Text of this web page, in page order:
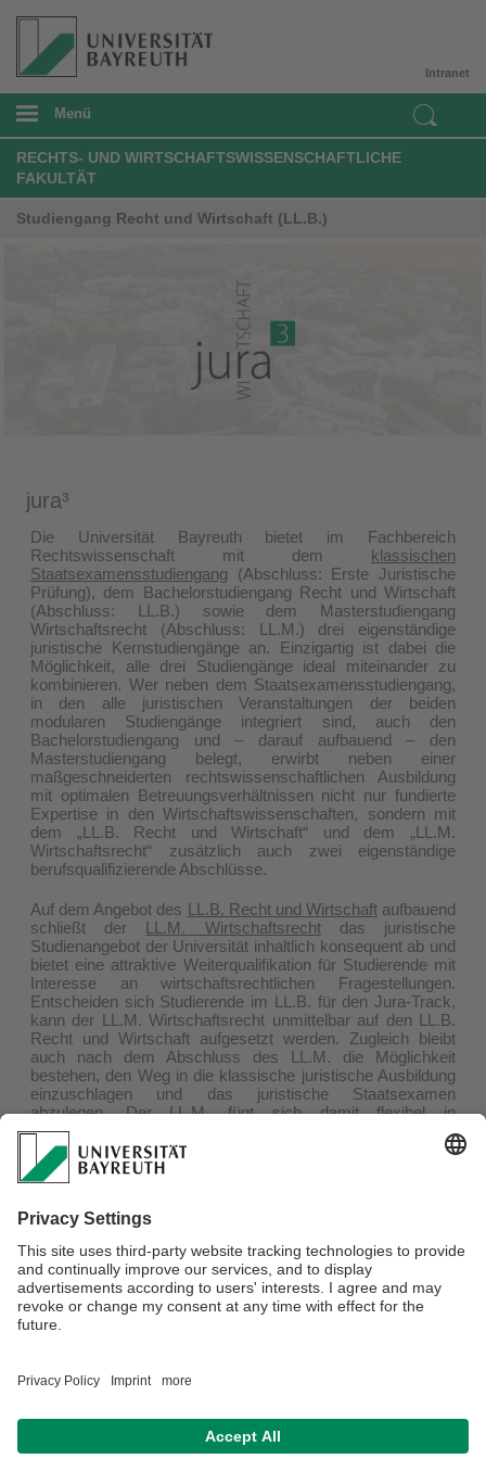
Intranet
Menü
RECHTS- UND WIRTSCHAFTSWISSENSCHAFTLICHE
FAKULTÄT
Studiengang Recht und Wirtschaft (LL.B.)
jura³
Die Universität Bayreuth bietet im Fachbereich
Rechtswissenschaft mit dem klassischen
Staatsexamensstudiengang (Abschluss: Erste Juristische
Prüfung), dem Bachelorstudiengang Recht und Wirtschaft
(Abschluss: LL.B.) sowie dem Masterstudiengang
Wirtschaftsrecht (Abschluss: LL.M.) drei eigenständige
juristische Kernstudiengänge an. Einzigartig ist dabei die
Möglichkeit, alle drei Studiengänge ideal miteinander zu
kombinieren. Wer neben dem Staatsexamensstudiengang,
in den alle juristischen Veranstaltungen der beiden
modularen Studiengänge integriert sind, auch den
Bachelorstudiengang und – darauf aufbauend – den
Masterstudiengang belegt, erwirbt neben einer
maßgeschneiderten rechtswissenschaftlichen Ausbildung
mit optimalen Betreuungsverhältnissen nicht nur fundierte
Expertise in den Wirtschaftswissenschaften, sondern mit
dem „LL.B. Recht und Wirtschaft“ und dem „LL.M.
Wirtschaftsrecht“ zusätzlich auch zwei eigenständige
berufsqualifizierende Abschlüsse.
Auf dem Angebot des LL.B. Recht und Wirtschaftaufbauend
schließt der LL.M. Wirtschaftsrechtdas juristische
Studienangebot der Universität inhaltlich konsequent ab und
bietet eine attraktive Weiterqualifikation für Studierende mit
Interesse an wirtschaftsrechtlichen Fragestellungen.
Entscheiden sich Studierende im LL.B. für den Jura-Track,
kann der LL.M. Wirtschaftsrecht unmittelbar auf den LL.B.
Recht und Wirtschaft aufgesetzt werden. Zugleich bleibt
auch nach dem Abschluss des LL.M. die Möglichkeit
bestehen, den Weg in die klassische juristische Ausbildung
einzuschlagen und das juristische Staatsexamen
abzulegen. Der LL.M. fügt sich damit flexibel in
unterschiedliche Studien- und Karrierewege ein und trägt
dazu bei, das gesamte rechtswissenschaftliche Spektrum
an der Universität Bayreuth sinnvoll zu ergänzen und
abzurunden.
Inhaltlich verbindet der Studiengang dabei weiterhin
juristische und wirtschaftswissenschaftliche Perspektiven.
Damit folgt er konsequent dem Profil der Fakultät.